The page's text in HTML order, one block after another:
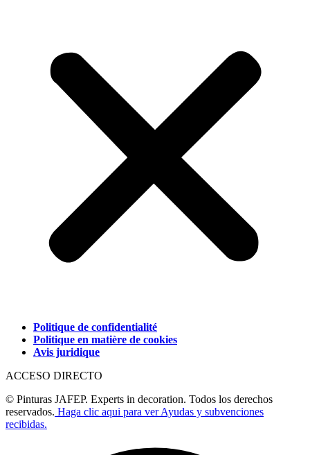
Politique de confidentialité
Politique en matière de cookies
Avis juridique
ACCESO DIRECTO
© Pinturas JAFEP. Experts in decoration. Todos los derechos
reservados. Haga clic aqui para ver Ayudas y subvenciones
recibidas.